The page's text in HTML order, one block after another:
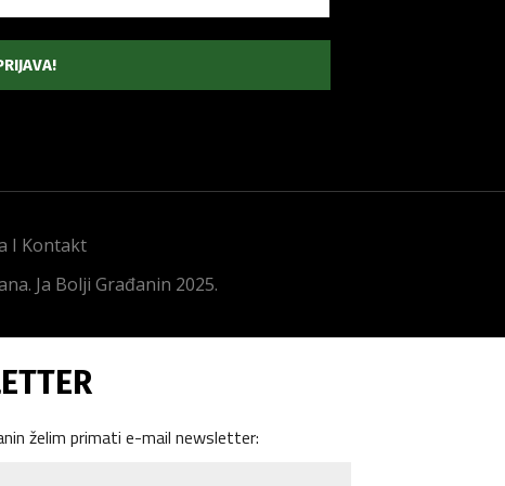
I Kontakt
Ja Bolji Građanin 2025.
želim primati e-mail newsletter: